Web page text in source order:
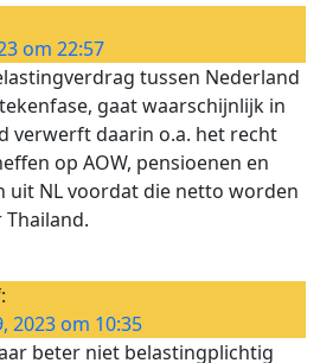
om 22:57
tussen Nederland
gaat waarschijnlijk in
verwerft daarin o.a. het recht
op AOW, pensioenen en
uit NL voordat die netto worden
2023 om 10:35
beter niet belastingplichtig